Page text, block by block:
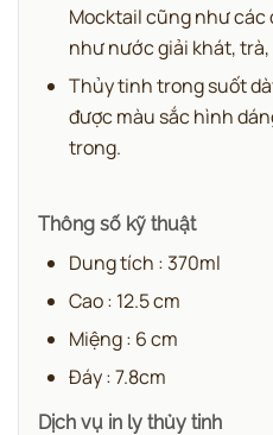
Mocktail cũng như
như nước giải khát,
Thủy tinh trong suốt
được màu sắc hình
trong.
Thông số kỹ thuật
Dung tích : 370ml
Cao : 12.5 cm
Miệng : 6 cm
Đáy : 7.8cm
Dịch vụ in ly thủy tinh